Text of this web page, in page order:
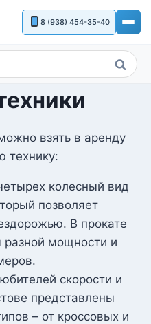
8 (938) 454-35-40
Поиск
взять в аренду
технику:
колесный вид
позволяет
В прокате
разной мощности и
скорости и
представлены
– от кроссовых и